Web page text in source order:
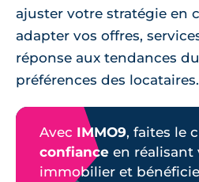
ajuster votre stratégie en
adapter vos offres,
réponse aux tendances
préférences des locataires.
Avec IMMO9, faites le
confiance en réalisant
immobilier et